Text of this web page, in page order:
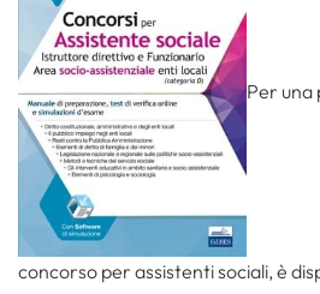
Per una
concorso per assistenti sociali, è